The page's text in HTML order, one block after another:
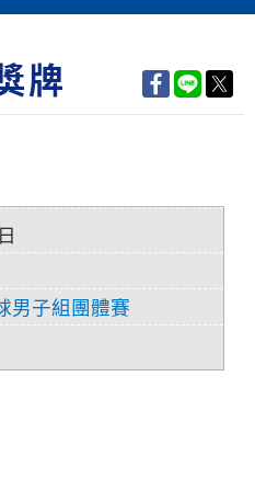
牌
男子組團體賽